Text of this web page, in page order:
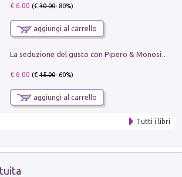
€ 6.00 (€30.00- 80%)
aggiungi al carrello
€ 6.00 (€15.00- 60%)
aggiungi al carrello
Tutti i libri